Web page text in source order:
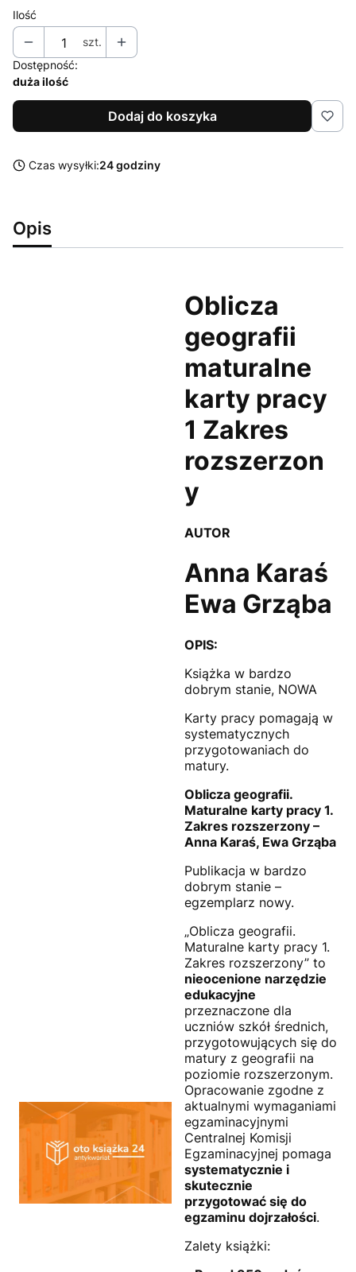
Ilość
szt.
Dostępność:
duża ilość
Dodaj do koszyka
Czas wysyłki:24 godziny
Opis
Oblicza
geografii
maturalne
karty pracy
1 Zakres
rozszerzon
y
AUTOR
Anna Karaś
Ewa Grząba
OPIS:
Książka w bardzo
dobrym stanie, NOWA
Karty pracy pomagają w
systematycznych
przygotowaniach do
matury.
Oblicza geografii.
Maturalne karty pracy 1.
Zakres rozszerzony –
Anna Karaś, Ewa Grząba
Publikacja w bardzo
dobrym stanie –
egzemplarz nowy.
„Oblicza geografii.
Maturalne karty pracy 1.
Zakres rozszerzony” to
nieocenione narzędzie
edukacyjne
przeznaczone dla
uczniów szkół średnich,
przygotowujących się do
matury z geografii na
poziomie rozszerzonym.
Opracowanie zgodne z
aktualnymi wymaganiami
egzaminacyjnymi
Centralnej Komisji
Egzaminacyjnej pomaga
systematycznie i
skutecznie
przygotować się do
egzaminu dojrzałości.
Zalety książki: